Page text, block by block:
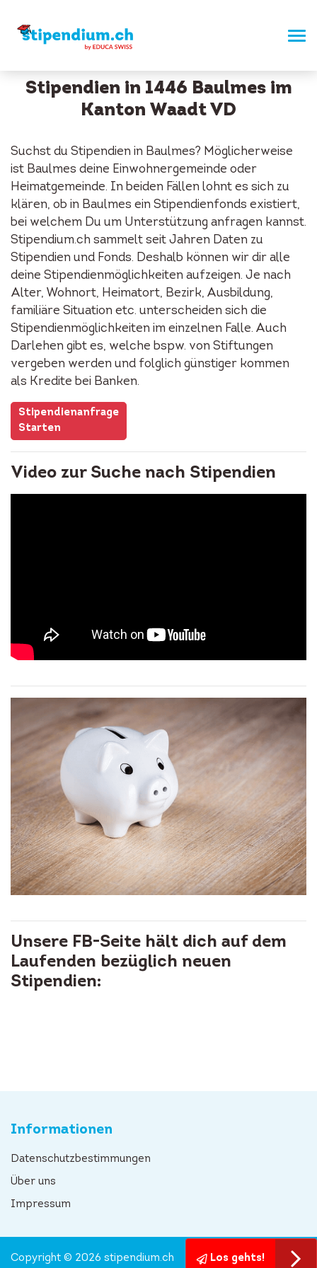
Stipendien in 1446 Baulmes im
Kanton Waadt VD
Suchst du Stipendien in Baulmes? Möglicherweise
ist Baulmes deine Einwohnergemeinde oder
Heimatgemeinde. In beiden Fällen lohnt es sich zu
klären, ob in Baulmes ein Stipendienfonds existiert,
bei welchem Du um Unterstützung anfragen kannst.
Stipendium.ch sammelt seit Jahren Daten zu
Stipendien und Fonds. Deshalb können wir dir alle
deine Stipendienmöglichkeiten aufzeigen. Je nach
Alter, Wohnort, Heimatort, Bezirk, Ausbildung,
familiäre Situation etc. unterscheiden sich die
Stipendienmöglichkeiten im einzelnen Falle. Auch
Darlehen gibt es, welche bspw. von Stiftungen
vergeben werden und folglich günstiger kommen
als Kredite bei Banken.
Stipendienanfrage
Starten
Video zur Suche nach Stipendien
Unsere FB-Seite hält dich auf dem
Laufenden bezüglich neuen
Stipendien:
Informationen
Datenschutzbestimmungen
Über uns
Impressum
Los gehts!
Copyright © 2026 stipendium.ch